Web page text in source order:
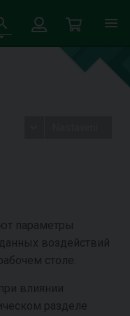
параметры
воздействий
столе.
влиянии
разделе